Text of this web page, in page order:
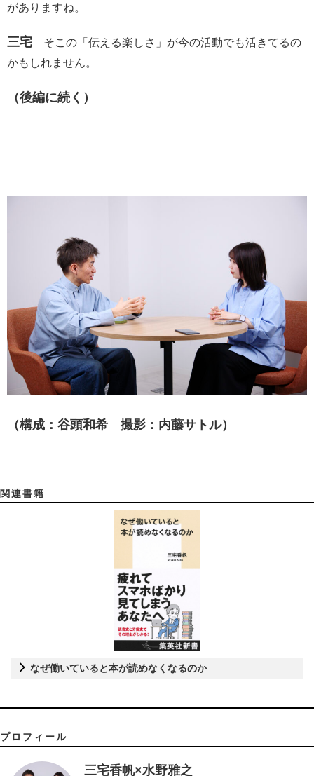
がありますね。
三宅 そこの「伝える楽しさ」が今の活動でも活きてるの
かもしれません。
（後編に続く）
（構成：谷頭和希 撮影：内藤サトル）
関連書籍
なぜ働いていると本が読めなくなるのか
プロフィール
三宅香帆×水野雅之